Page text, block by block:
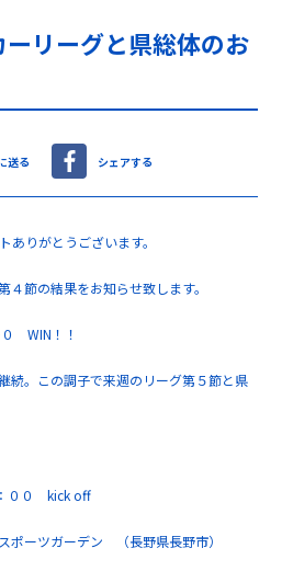
リーグと県総体のお
送る シェアする
ありがとうございます。
節の結果をお知らせ致します。
WIN！！
。この調子で来週のリーグ第５節と県
００ kick off
ーツガーデン （長野県長野市）